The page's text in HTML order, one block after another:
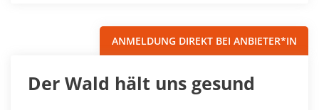
ANMELDUNG DIREKT BEI ANBIETER*IN
Der Wald hält uns gesund